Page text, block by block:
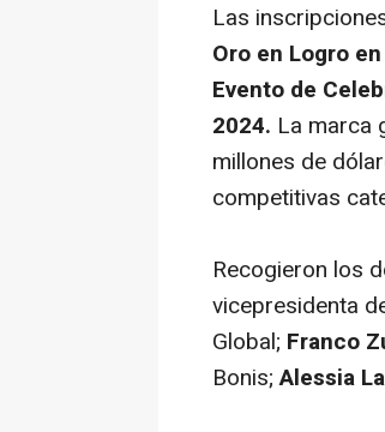
Las
Oro en Logro
Evento de
2024. La marca
millones de
competitivas
Recogieron los
vicepresidenta
Global; Franco
Bonis;Alessia